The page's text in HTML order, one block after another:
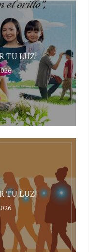
TU LUZ!
TU LUZ!